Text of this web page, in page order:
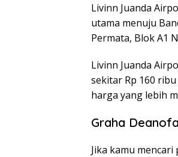
Livinn Juanda
utama menuju
Permata, Blok A1
Livinn Juanda
sekitar Rp 160
harga yang lebih
Graha
Jika kamu